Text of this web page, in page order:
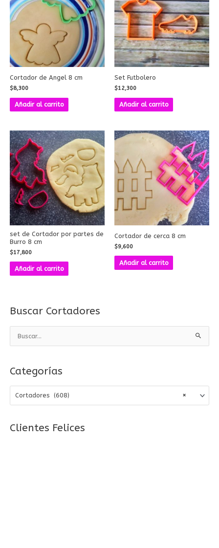
Buscar Cortadores
c
a
o
Categorías
×
Cortadores (608)
Clientes Felices
Cortador de Angel 8 cm
$8,300
Añadir al carrito
Set Futbolero
$12,300
Añadir al carrito
set de Cortador por partes de
Burro 8 cm
$17,800
Añadir al carrito
Cortador de cerca 8 cm
$9,600
Añadir al carrito